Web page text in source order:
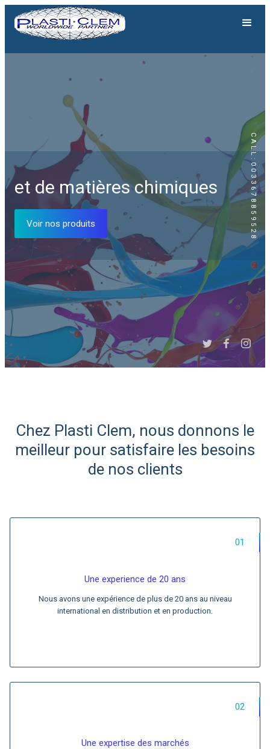
CALL:0033678859528
et de matières chimiques
Voir nos produits
Expert Afrique du Nord et
de l'Ouest
plastiques...
Génération solaire
Equipements solaires
Voir nos produits
Chez Plasti Clem, nous donnons le
meilleur pour satisfaire les besoins
de nos clients
01
Une experience de 20 ans
Nous avons une expérience de plus de 20 ans au niveau
international en distribution et en production.
02
Une expertise des marchés